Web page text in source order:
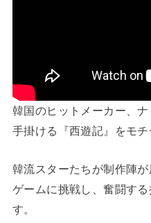
韓国のヒットメーカー、
手掛ける『西遊記』をモチ
韓流スターたちが制作陣
ゲームに挑戦し、奮闘す
す。